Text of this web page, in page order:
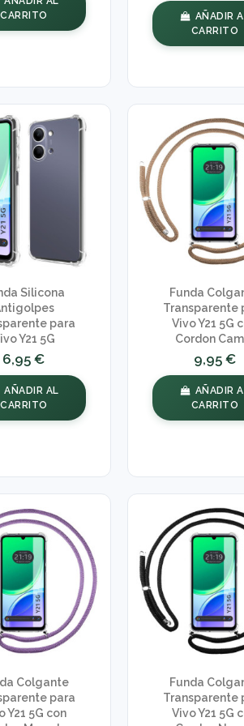
CARRITO
AÑADIR
CARRITO
Silicona
para
Y21 5G
6,95 €
AÑADIR AL
CARRITO
Funda
Transparente
Vivo Y21 5G
Cordon
9,95 €
AÑADIR
CARRITO
Colgante
para
Y21 5G con
Funda
Transparente
Vivo Y21 5G